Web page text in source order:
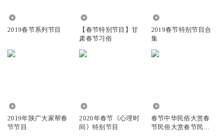
2019春节系列节目
【春节特别节目】甘
肃春节习俗
2019春节特别节目合
集
2019年陕广大家帮春
节节目
2020年春节《心理时
间》特别节目
春节中华民俗大赏春
节民俗大赏春节民俗